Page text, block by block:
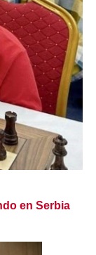
en Serbia